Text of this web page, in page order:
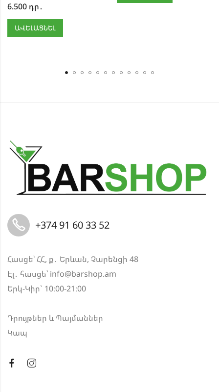
6.500 դր․
ԱՎԵԼԱՑՆԵԼ
+374 91 60 33 52
Հասցե՝ ՀՀ, ք․ Երևան, Չարենցի 48
Էլ․ հասցե՝ info@barshop.am
Երկ-Կիր` 10։00-21։00
Դրույթներ և Պայմաններ
Կապ